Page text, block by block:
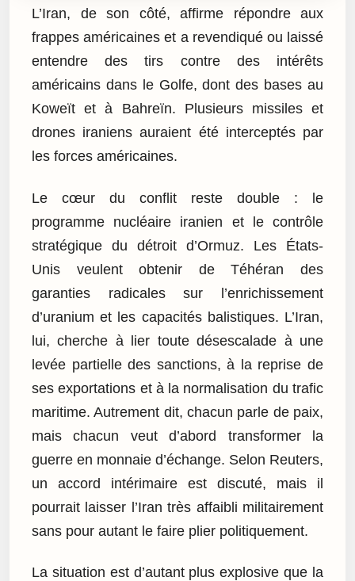
L’Iran, de son côté, affirme répondre aux
frappes américaines et a revendiqué ou laissé
entendre des tirs contre des intérêts
américains dans le Golfe, dont des bases au
Koweït et à Bahreïn. Plusieurs missiles et
drones iraniens auraient été interceptés par
les forces américaines.
Le cœur du conflit reste double : le
programme nucléaire iranien et le contrôle
stratégique du détroit d’Ormuz. Les États-
Unis veulent obtenir de Téhéran des
garanties radicales sur l’enrichissement
d’uranium et les capacités balistiques. L’Iran,
lui, cherche à lier toute désescalade à une
levée partielle des sanctions, à la reprise de
ses exportations et à la normalisation du trafic
maritime. Autrement dit, chacun parle de paix,
mais chacun veut d’abord transformer la
guerre en monnaie d’échange. Selon Reuters,
un accord intérimaire est discuté, mais il
pourrait laisser l’Iran très affaibli militairement
sans pour autant le faire plier politiquement.
La situation est d’autant plus explosive que la